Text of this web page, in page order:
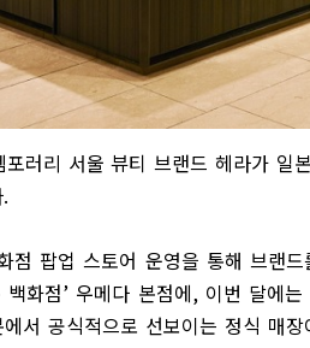
포러리 서울 뷰티 브랜드 헤라가 일
.
점 팝업 스토어 운영을 통해 브랜
백화점’ 우메다 본점에, 이번 달에는
서 공식적으로 선보이는 정식 매장